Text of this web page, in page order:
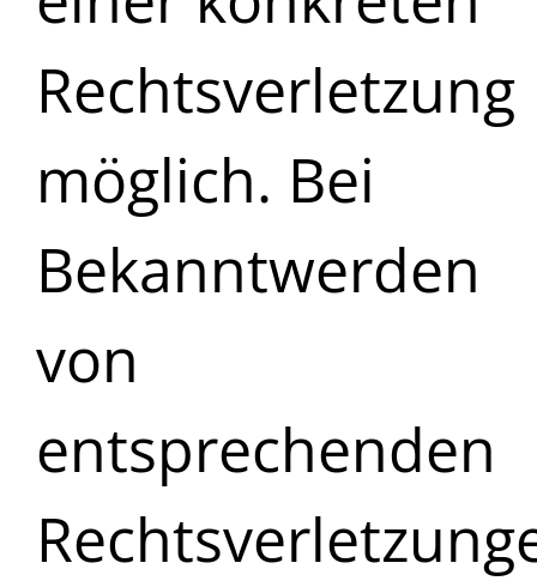
Rechtsverletzung
möglich. Bei
Bekanntwerden
von
entsprechenden